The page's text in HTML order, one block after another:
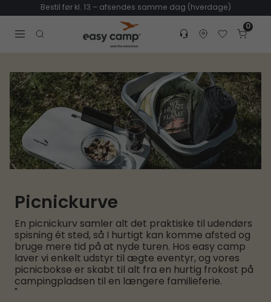
Bestil før kl. 13 – afsendes samme dag (hverdage)
Open search modal
Customer service
Find dealer
Favorites
Cart
0
Picnickurve
En picnickurv samler alt det praktiske til udendørs
spisning ét sted, så I hurtigt kan komme afsted og
bruge mere tid på at nyde turen. Hos easy camp
laver vi enkelt udstyr til ægte eventyr, og vores
picnicbokse er skabt til alt fra en hurtig frokost på
campingpladsen til en længere familieferie.
"